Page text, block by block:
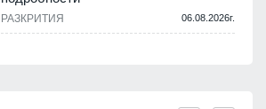
РАЗКРИТИЯ 06.08.2026г.